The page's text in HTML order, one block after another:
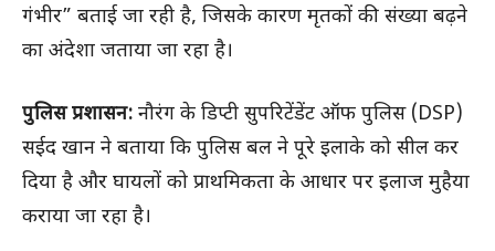
गंभीर” बताई जा रही है, जिसके कारण मृतकों की संख्या बढ़ने
का अंदेशा जताया जा रहा है।
पुलिस प्रशासन: नौरंग के डिप्टी सुपरिटेंडेंट ऑफ पुलिस (DSP)
सईद खान ने बताया कि पुलिस बल ने पूरे इलाके को सील कर
दिया है और घायलों को प्राथमिकता के आधार पर इलाज मुहैया
कराया जा रहा है।